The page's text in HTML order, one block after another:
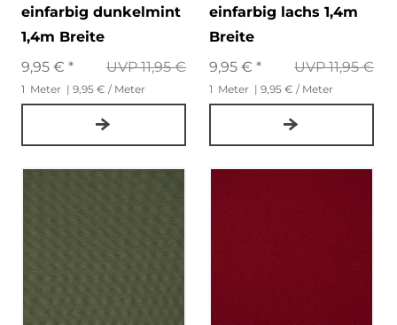
einfarbig dunkelmint
1,4m Breite
UVP 11,95 €
9,95 € *
1 Meter | 9,95 € / Meter
einfarbig lachs 1,4m
Breite
UVP 11,95 €
9,95 € *
1 Meter | 9,95 € / Meter